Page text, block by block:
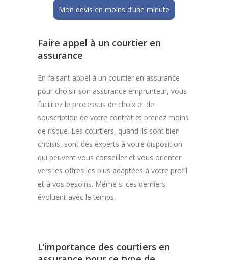
Mon devis en moins d’une minute
Faire appel à un courtier en
assurance
En faisant appel à un courtier en assurance
pour choisir son assurance emprunteur, vous
facilitez le processus de choix et de
souscription de votre contrat et prenez moins
de risque. Les courtiers, quand ils sont bien
choisis, sont des experts à votre disposition
qui peuvent vous conseiller et vous orienter
vers les offres les plus adaptées à votre profil
et à vos besoins. Même si ces derniers
évoluent avec le temps.
L’importance des courtiers en